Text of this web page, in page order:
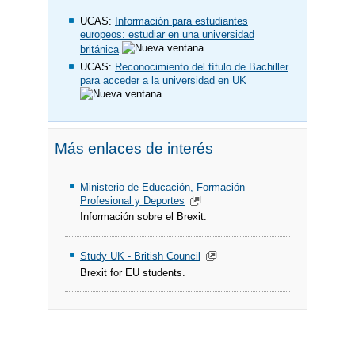
UCAS: Información para estudiantes
europeos: estudiar en una universidad
británica
UCAS: Reconocimiento del título de Bachiller
para acceder a la universidad en UK
Más enlaces de interés
Ministerio de Educación, Formación
Profesional y Deportes
Información sobre el Brexit.
Study UK - British Council
Brexit for EU students.